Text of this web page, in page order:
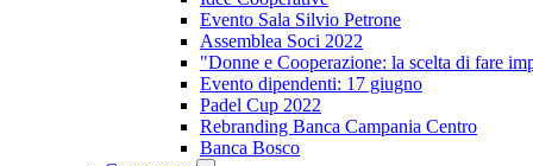
Evento Sala Silvio Petrone
Assemblea Soci 2022
"Donne e Cooperazione: la scelta di fare
Evento dipendenti: 17 giugno
Padel Cup 2022
Rebranding Banca Campania Centro
Banca Bosco